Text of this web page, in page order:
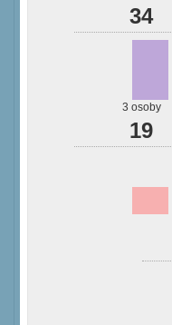
34
3 osoby
19